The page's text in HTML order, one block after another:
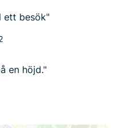
ett besök"
en höjd."